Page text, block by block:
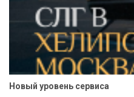
Новый уровень сервиса